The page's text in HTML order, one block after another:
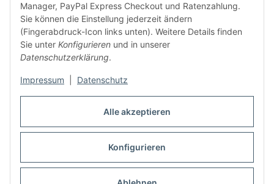
Alle akzeptieren
Konfigurieren
Manager, PayPal Express Checkout und Ratenzahlung.
Sie können die Einstellung jederzeit ändern
(Fingerabdruck-Icon links unten). Weitere Details finden
Sie unter Konfigurieren und in unserer
Datenschutzerklärung.
Impressum Datenschutz
Diese Seite wurde zuletzt am 08.07.2026 aktualisiert.
* Alle Preise inkl. gesetzlicher USt., zzgl.Versand